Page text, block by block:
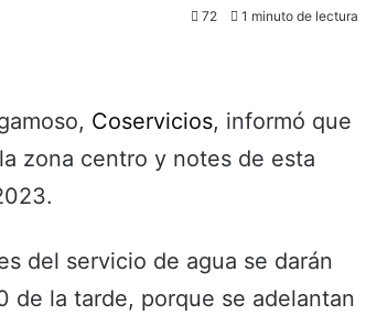
72 1 minuto de lectura
Coservicios, informó que
zona centro y notes de esta
del servicio de agua se darán
de la tarde, porque se adelantan